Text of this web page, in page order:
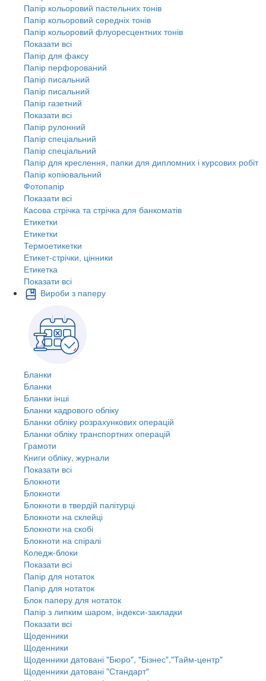
Папір кольоровий пастельних тонів
Папір кольоровий середніх тонів
Папір кольоровий флуоресцентних тонів
Показати всі
Папір для факсу
Папір перфорований
Папір писальний
Папір писальний
Папір газетний
Показати всі
Папір рулонний
Папір спеціальний
Папір спеціальний
Папір для креслення, папки для дипломних і курсових робіт
Папір копіювальний
Фотопапір
Показати всі
Касова стрічка та стрічка для банкоматів
Етикетки
Етикетки
Термоетикетки
Етикет-стрічки, цінники
Етикетка
Показати всі
Вироби з паперу
Бланки
Бланки
Бланки інші
Бланки кадрового обліку
Бланки обліку розрахункових операцій
Бланки обліку транспортних операцій
Грамоти
Книги обліку, журнали
Показати всі
Блокноти
Блокноти
Блокноти в твердій палітурці
Блокноти на склейці
Блокноти на скобі
Блокноти на спіралі
Коледж-блоки
Показати всі
Папір для нотаток
Папір для нотаток
Блок паперу для нотаток
Папір з липким шаром, індекси-закладки
Показати всі
Щоденники
Щоденники
Щоденники датовані "Бюро", "Бізнес","Тайм-центр"
Щоденники датовані "Стандарт"